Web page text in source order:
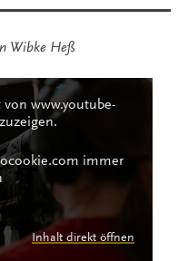
Wibke Heß
www.youtube-
immer
Inhalt direkt öffnen